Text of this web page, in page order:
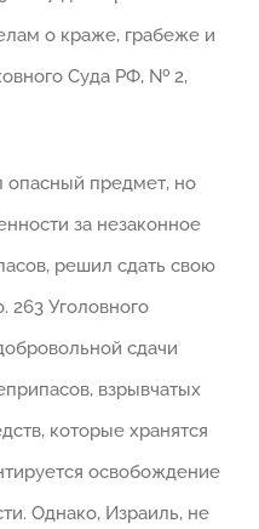
о краже, грабеже и
Суда РФ, № 2,
опасный предмет, но
за незаконное
решил сдать свою
263 Уголовного
сдачи
взрывчатых
которые хранятся
освобождение
Однако, Израиль, не